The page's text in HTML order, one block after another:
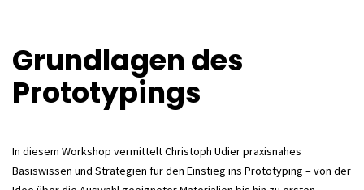
Grundlagen des
Prototypings
In diesem Workshop vermittelt Christoph Udier praxisnahes
Basiswissen und Strategien für den Einstieg ins Prototyping – von der